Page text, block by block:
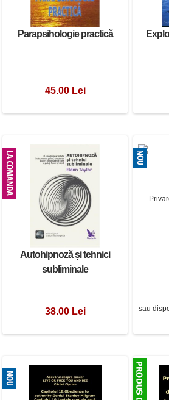
Parapsihologie practică
45.00 Lei
Autohipnoză și tehnici
subliminale
38.00 Lei